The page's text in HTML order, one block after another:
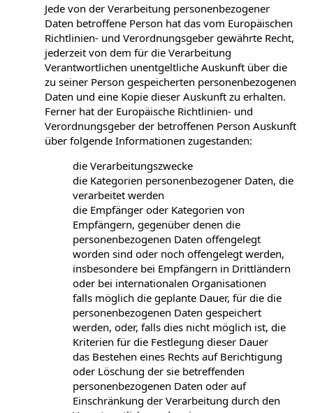
Jede von der Verarbeitung personenbezogener
Daten betroffene Person hat das vom Europäischen
Richtlinien- und Verordnungsgeber gewährte Recht,
jederzeit von dem für die Verarbeitung
Verantwortlichen unentgeltliche Auskunft über die
zu seiner Person gespeicherten personenbezogenen
Daten und eine Kopie dieser Auskunft zu erhalten.
Ferner hat der Europäische Richtlinien- und
Verordnungsgeber der betroffenen Person Auskunft
über folgende Informationen zugestanden:
die Verarbeitungszwecke
die Kategorien personenbezogener Daten, die
verarbeitet werden
die Empfänger oder Kategorien von
Empfängern, gegenüber denen die
personenbezogenen Daten offengelegt
worden sind oder noch offengelegt werden,
insbesondere bei Empfängern in Drittländern
oder bei internationalen Organisationen
falls möglich die geplante Dauer, für die die
personenbezogenen Daten gespeichert
werden, oder, falls dies nicht möglich ist, die
Kriterien für die Festlegung dieser Dauer
das Bestehen eines Rechts auf Berichtigung
oder Löschung der sie betreffenden
personenbezogenen Daten oder auf
Einschränkung der Verarbeitung durch den